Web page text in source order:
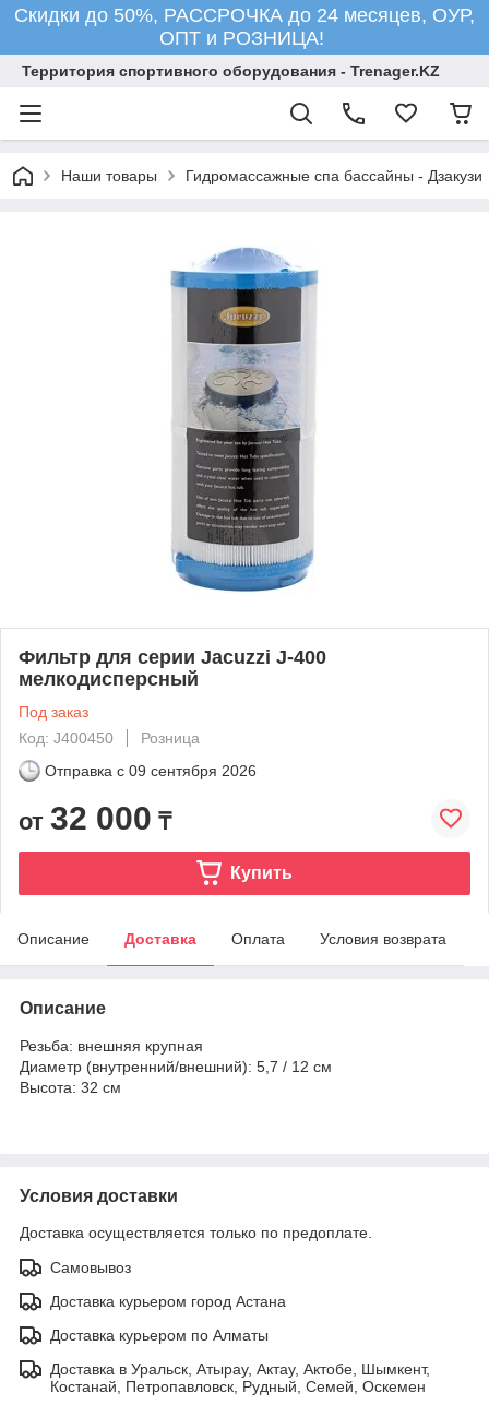
Скидки до 50%, РАССРОЧКА до 24 месяцев, ОУР,
ОПТ и РОЗНИЦА!
Территория спортивного оборудования - Trenager.KZ
Наши товары Гидромассажные спа бассайны - Дзакузи
Фильтр для серии Jacuzzi J-400
мелкодисперсный
Под заказ
Код: J400450
Розница
Отправка с 09 сентября 2026
от 32 000 ₸
Купить
Описание Доставка Оплата Условия возврата
Описание
Резьба: внешняя крупная
Диаметр (внутренний/внешний): 5,7 / 12 см
Высота: 32 см
Условия доставки
Доставка осуществляется только по предоплате.
Самовывоз
Доставка курьером город Астана
Доставка курьером по Алматы
Доставка в Уральск, Атырау, Актау, Актобе, Шымкент,
Костанай, Петропавловск, Рудный, Семей, Оскемен